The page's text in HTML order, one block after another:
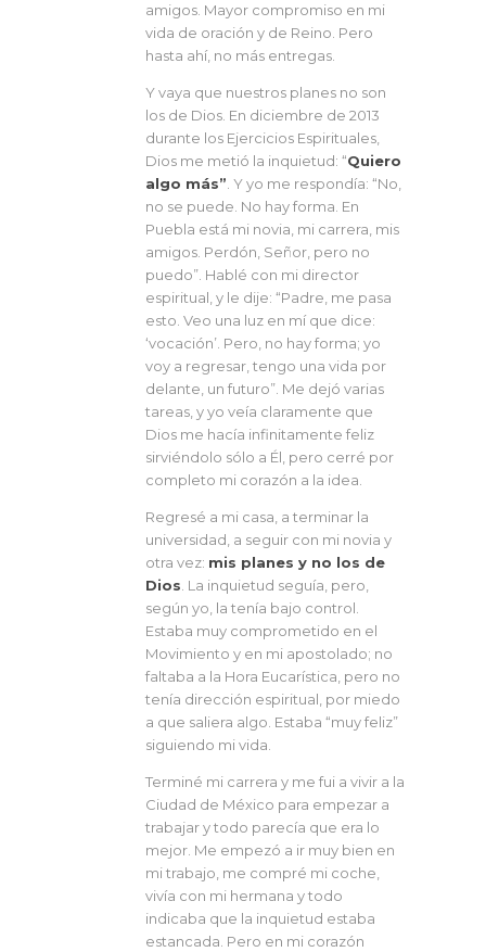
amigos. Mayor compromiso en mi
vida de oración y de Reino. Pero
hasta ahí, no más entregas.
Y vaya que nuestros planes no son
los de Dios. En diciembre de 2013
durante los Ejercicios Espirituales,
Dios me metió la inquietud: “Quiero
algo más”. Y yo me respondía: “No,
no se puede. No hay forma. En
Puebla está mi novia, mi carrera, mis
amigos. Perdón, Señor, pero no
puedo”. Hablé con mi director
espiritual, y le dije: “Padre, me pasa
esto. Veo una luz en mí que dice:
‘vocación’. Pero, no hay forma; yo
voy a regresar, tengo una vida por
delante, un futuro”. Me dejó varias
tareas, y yo veía claramente que
Dios me hacía infinitamente feliz
sirviéndolo sólo a Él, pero cerré por
completo mi corazón a la idea.
Regresé a mi casa, a terminar la
universidad, a seguir con mi novia y
otra vez: mis planes y no los de
Dios. La inquietud seguía, pero,
según yo, la tenía bajo control.
Estaba muy comprometido en el
Movimiento y en mi apostolado; no
faltaba a la Hora Eucarística, pero no
tenía dirección espiritual, por miedo
a que saliera algo. Estaba “muy feliz”
siguiendo mi vida.
Terminé mi carrera y me fui a vivir a la
Ciudad de México para empezar a
trabajar y todo parecía que era lo
mejor. Me empezó a ir muy bien en
mi trabajo, me compré mi coche,
vivía con mi hermana y todo
indicaba que la inquietud estaba
estancada. Pero en mi corazón